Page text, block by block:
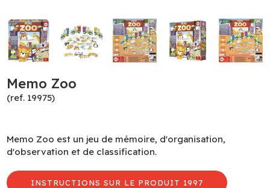
Memo Zoo
(ref. 19975)
Memo Zoo est un jeu de mémoire, d'organisation,
d'observation et de classification.
INSTRUCTIONS SUR LE PRODUIT 1997